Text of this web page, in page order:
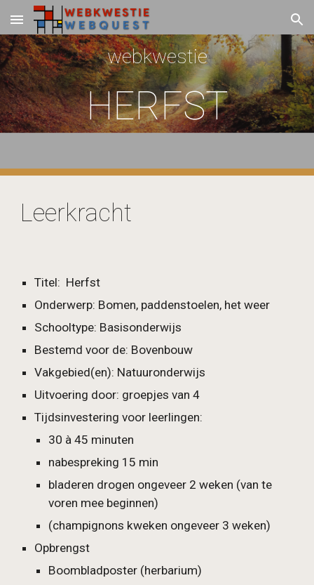
Skip to main content Skip to navigation
webkwestie
HERFST
Leerkracht
Titel:  Herfst
Onderwerp: Bomen, paddenstoelen, het weer
Schooltype: Basisonderwijs
Bestemd voor de: Bovenbouw
Vakgebied(en): Natuuronderwijs
Uitvoering door: groepjes van 4
Tijdsinvestering voor leerlingen:
30 à 45 minuten
nabespreking 15 min
bladeren drogen ongeveer 2 weken (van te
voren mee beginnen)
(champignons kweken ongeveer 3 weken)
Opbrengst
Boombladposter (herbarium)